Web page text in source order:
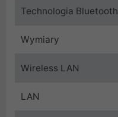
Technologia Bluetooth
Wymiary
Wireless LAN
LAN